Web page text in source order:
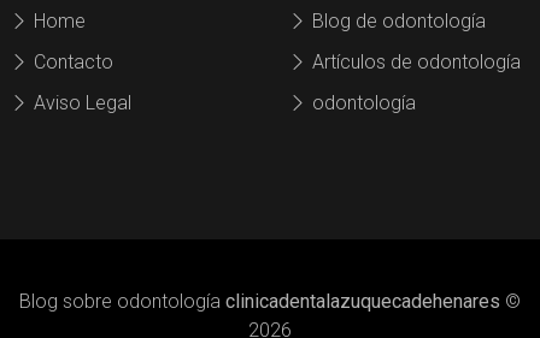
Home
Contacto
Aviso Legal
Blog de odontología
Artículos de odontología
odontología
Blog sobre odontología clinicadentalazuquecadehenares ©
2026